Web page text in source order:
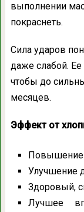
выполнении
покраснеть.
Сила ударов
даже слабой. Ее
чтобы до
месяцев.
Эффект от
Повышение
Улучшение
Здоровый,
Лучшее